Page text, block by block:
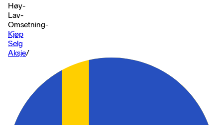
Høy-
Lav-
Omsetning-
Kjøp
Selg
Aksje/